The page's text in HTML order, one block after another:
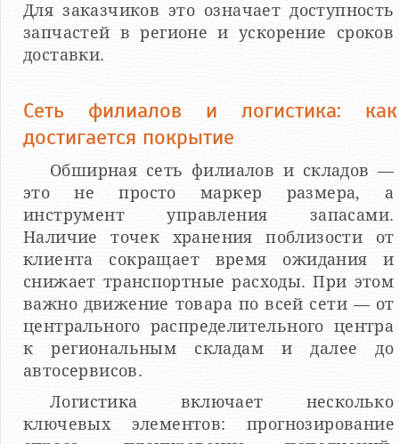
Для заказчиков это означает доступность
запчастей в регионе и ускорение сроков
доставки.
Сеть филиалов и логистика: как
достигается покрытие
Обширная сеть филиалов и складов —
это не просто маркер размера, а
инструмент управления запасами.
Наличие точек хранения поблизости от
клиента сокращает время ожидания и
снижает транспортные расходы. При этом
важно движение товара по всей сети — от
центрального распределительного центра
к региональным складам и далее до
автосервисов.
Логистика включает несколько
ключевых элементов: прогнозирование